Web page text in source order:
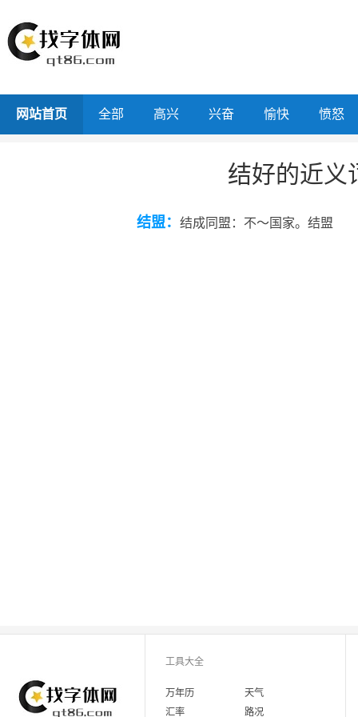
网站首页 全部 高兴 兴奋 愉快 愤怒
结好的近义
结盟： 结成同盟：不～国家。结盟
工具大全
万年历
天气
汇率
路况